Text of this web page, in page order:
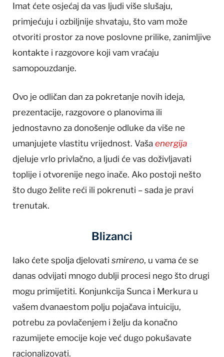
Imat ćete osjećaj da vas ljudi više slušaju,
primjećuju i ozbiljnije shvataju, što vam može
otvoriti prostor za nove poslovne prilike, zanimljive
kontakte i razgovore koji vam vraćaju
samopouzdanje.
Ovo je odličan dan za pokretanje novih ideja,
prezentacije, razgovore o planovima ili
jednostavno za donošenje odluke da više ne
umanjujete vlastitu vrijednost. Vaša energija
djeluje vrlo privlačno, a ljudi će vas doživljavati
toplije i otvorenije nego inače. Ako postoji nešto
što dugo želite reći ili pokrenuti – sada je pravi
trenutak.
Blizanci
Iako ćete spolja djelovati smireno, u vama će se
danas odvijati mnogo dublji procesi nego što drugi
mogu primijetiti. Konjunkcija Sunca i Merkura u
vašem dvanaestom polju pojačava intuiciju,
potrebu za povlačenjem i želju da konačno
razumijete emocije koje već dugo pokušavate
racionalizovati.